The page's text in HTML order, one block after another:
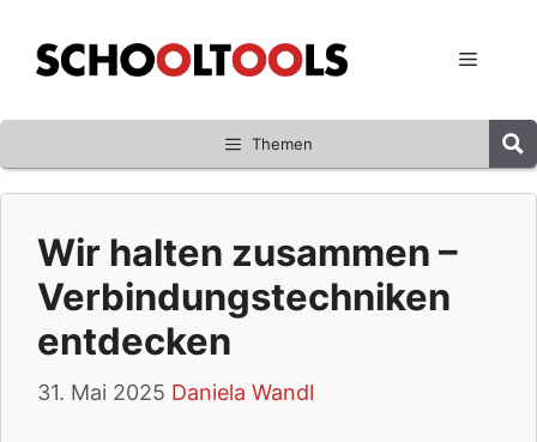
Inhalt
springen
Menü
Themen
Wir halten zusammen –
Verbindungstechniken
entdecken
31. Mai 2025 Daniela Wandl